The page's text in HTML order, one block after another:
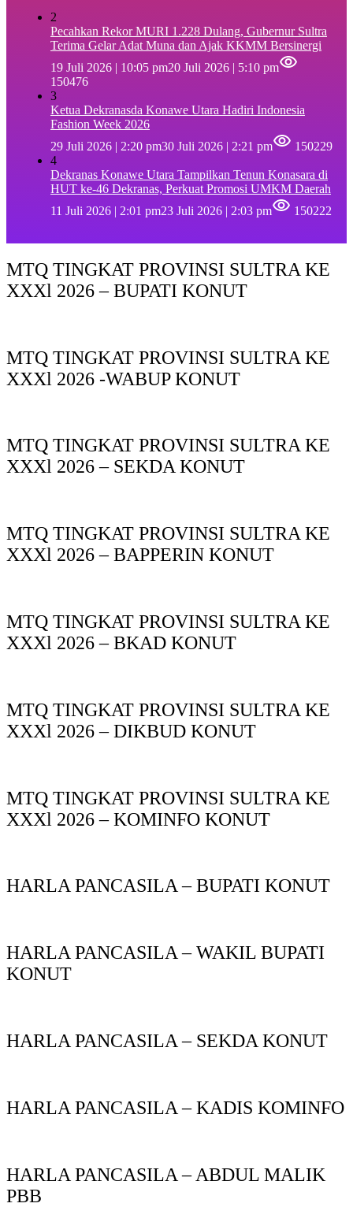
2
Pecahkan Rekor MURI 1.228 Dulang, Gubernur Sultra
Terima Gelar Adat Muna dan Ajak KKMM Bersinergi
19 Juli 2026 | 10:05 pm20 Juli 2026 | 5:10 pm
150476
3
Ketua Dekranasda Konawe Utara Hadiri Indonesia
Fashion Week 2026
29 Juli 2026 | 2:20 pm30 Juli 2026 | 2:21 pm
150229
4
Dekranas Konawe Utara Tampilkan Tenun Konasara di
HUT ke-46 Dekranas, Perkuat Promosi UMKM Daerah
11 Juli 2026 | 2:01 pm23 Juli 2026 | 2:03 pm 150222
MTQ TINGKAT PROVINSI SULTRA KE
XXXl 2026 – BUPATI KONUT
MTQ TINGKAT PROVINSI SULTRA KE
XXXl 2026 -WABUP KONUT
MTQ TINGKAT PROVINSI SULTRA KE
XXXl 2026 – SEKDA KONUT
MTQ TINGKAT PROVINSI SULTRA KE
XXXl 2026 – BAPPERIN KONUT
MTQ TINGKAT PROVINSI SULTRA KE
XXXl 2026 – BKAD KONUT
MTQ TINGKAT PROVINSI SULTRA KE
XXXl 2026 – DIKBUD KONUT
MTQ TINGKAT PROVINSI SULTRA KE
XXXl 2026 – KOMINFO KONUT
HARLA PANCASILA – BUPATI KONUT
HARLA PANCASILA – WAKIL BUPATI
KONUT
HARLA PANCASILA – SEKDA KONUT
HARLA PANCASILA – KADIS KOMINFO
HARLA PANCASILA – ABDUL MALIK
PBB